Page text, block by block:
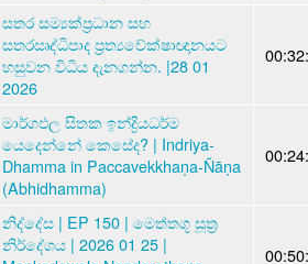
සතර සම්‍යක්ප්‍රධාන සහ
සතරඍද්ධිපාද ප්‍රත්‍යවේක්ෂාඥානයට
හසුවන විධිය දැනගන්න. |28 01
2026
මාර්ගඵල සිතක ඉන්ද්‍රියධර්ම
යෙදෙන්නේ කෙසේද? | Indriya-
Dhamma in Paccavekkhaṇa-Ñāṇa
(Abhidhamma)
නිද්දේස | EP 150 | මෙත්තගූ සූත්‍ර
නිර්දේශය | 2026 01 25 |